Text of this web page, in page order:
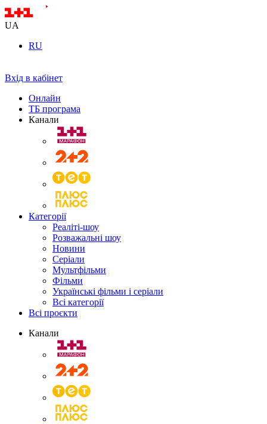
UA
RU
Вхід в кабінет
Онлайн
ТБ програма
Канали
Категорії
Реаліті-шоу
Розважальні шоу
Новини
Серіали
Мультфільми
Фільми
Українські фільми і серіали
Всі категорії
Всі проєкти
Канали